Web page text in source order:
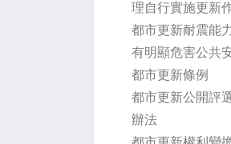
理自行實施更新
都市更新耐震能
有明顯危害公共
都市更新條例
都市更新公開評
辦法